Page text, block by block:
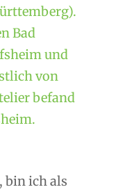
Bad
und
von
befand
bin ich als